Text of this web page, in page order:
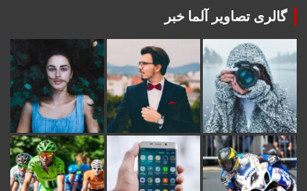
گالری تصاویر آلما خبر